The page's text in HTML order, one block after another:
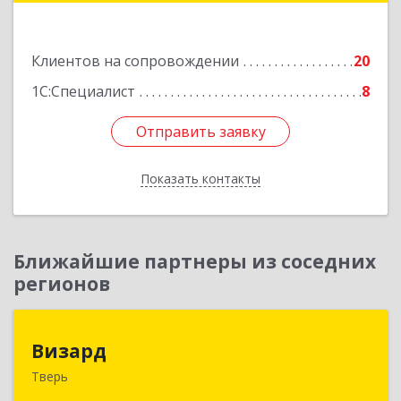
Клиентов на сопровождении
20
1С:Специалист
8
Отправить заявку
Показать контакты
Отправить заявку
Назад
Ближайшие партнеры из соседних
регионов
Визард
Тверь
170006, Тверская обл, Тверь г, Учительская ул,